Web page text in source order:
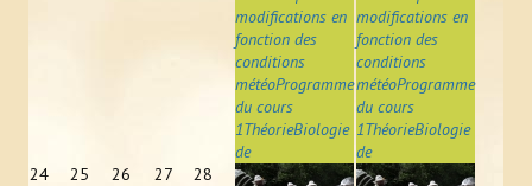
24 25 26 27 28
modifications en
fonction des
conditions
météoProgramme
du cours
1ThéorieBiologie
de
modifications en
fonction des
conditions
météoProgramme
du cours
1ThéorieBiologie
de